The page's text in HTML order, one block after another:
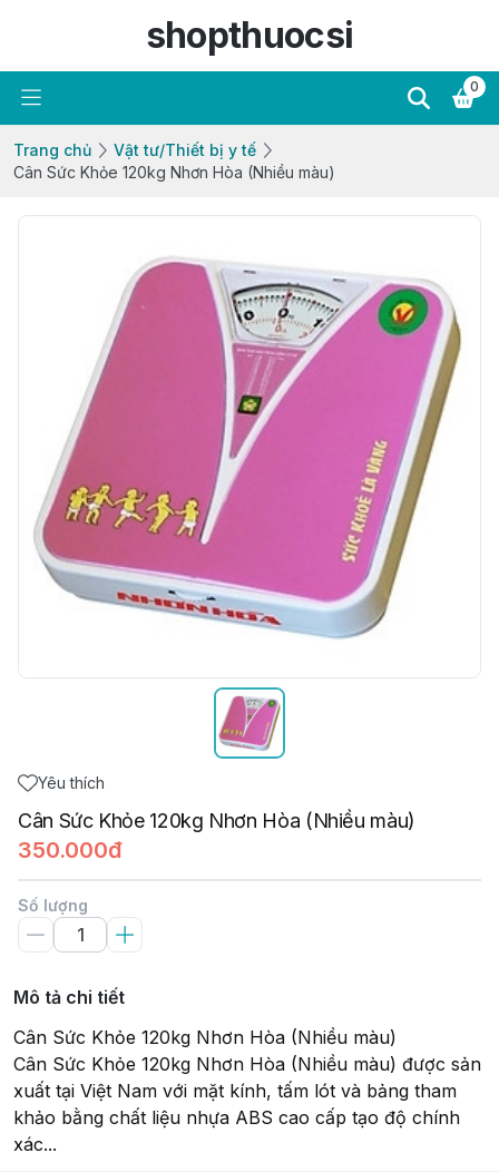
shopthuocsi
0
Trang chủ
Vật tư/Thiết bị y tế
Cân Sức Khỏe 120kg Nhơn Hòa (Nhiều màu)
Yêu thích
Cân Sức Khỏe 120kg Nhơn Hòa (Nhiều màu)
350.000đ
Số lượng
Mô tả chi tiết
Cân Sức Khỏe 120kg Nhơn Hòa (Nhiều màu)
Cân Sức Khỏe 120kg Nhơn Hòa (Nhiều màu) được sản
xuất tại Việt Nam với mặt kính, tấm lót và bảng tham
khảo bằng chất liệu nhựa ABS cao cấp tạo độ chính
xác...